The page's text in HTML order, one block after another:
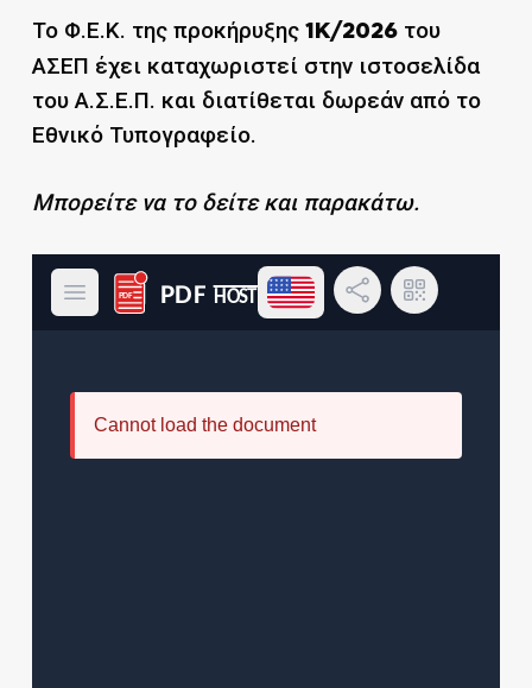
Το Φ.Ε.Κ. της προκήρυξης 1K/2026του
ΑΣΕΠ έχει καταχωριστεί στην ιστοσελίδα
του Α.Σ.Ε.Π. και διατίθεται δωρεάν από το
Εθνικό Τυπογραφείο.
Μπορείτε να το δείτε και παρακάτω.